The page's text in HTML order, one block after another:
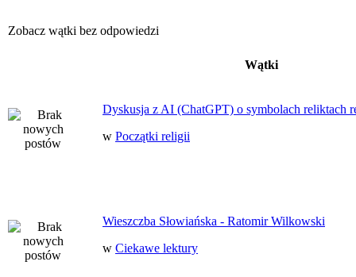
Zobacz wątki bez odpowiedzi
Wątki
Dyskusja z AI (ChatGPT) o symbolach reliktach
w Początki religii
Wieszczba Słowiańska - Ratomir Wilkowski
w Ciekawe lektury